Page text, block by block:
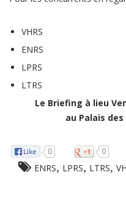
VHRS
ENRS
LPRS
LTRS
Le Briefing à lieu
au Palais
0 0
ENRS, LPRS, LTRS,